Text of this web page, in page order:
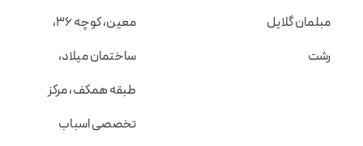
مبلمان گلایل
رشت
معین، کوچه 36،
ساختمان میلاد،
طبقه همکف، مرکز
تخصصی اسباب